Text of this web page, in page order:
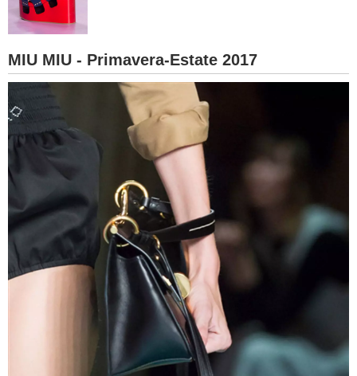
SESSO
BAMBINO
DIETA
GUIDE
FORUM
MIU MIU - Primavera-Estate 2017